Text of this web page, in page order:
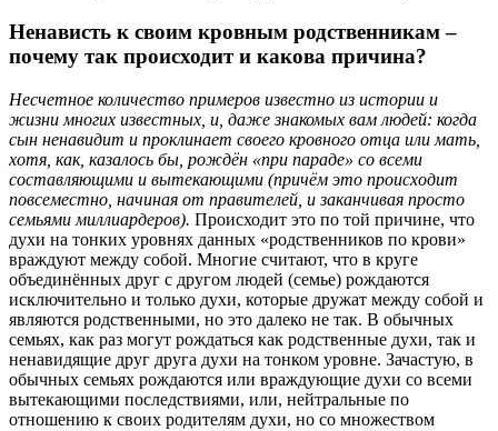
Ненависть к своим кровным родственникам –
почему так происходит и какова причина?
Несчетное количество примеров известно из истории и
жизни многих известных, и, даже знакомых вам людей: когда
сын ненавидит и проклинает своего кровного отца или мать,
хотя, как, казалось бы, рождён «при параде» со всеми
составляющими и вытекающими (причём это происходит
повсеместно, начиная от правителей, и заканчивая просто
семьями миллиардеров). Происходит это по той причине, что
духи на тонких уровнях данных «родственников по крови»
враждуют между собой. Многие считают, что в круге
объединённых друг с другом людей (семье) рождаются
исключительно и только духи, которые дружат между собой и
являются родственными, но это далеко не так. В обычных
семьях, как раз могут рождаться как родственные духи, так и
ненавидящие друг друга духи на тонком уровне. Зачастую, в
обычных семьях рождаются или враждующие духи со всеми
вытекающими последствиями, или, нейтральные по
отношению к своих родителям духи, но со множеством